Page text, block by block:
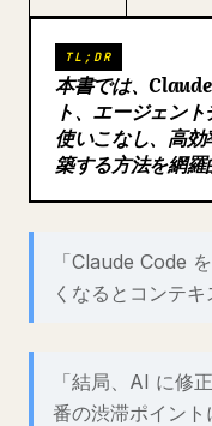
ブログ
更新情報
TL;DR
本書では、
ト、エージェン
使いこなし、高
築する方法を網羅
「Claude Code
くなるとコンテ
「結局、AI に修
番の渋滞ポイント